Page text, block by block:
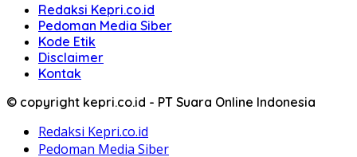
Redaksi Kepri.co.id
Pedoman Media Siber
Kode Etik
Disclaimer
Kontak
© copyright kepri.co.id - PT Suara Online Indonesia
Redaksi Kepri.co.id
Pedoman Media Siber